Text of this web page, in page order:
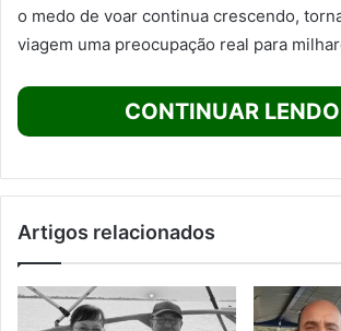
o medo de voar continua crescendo,
viagem uma preocupação real para
CONTINUAR
Artigos relacionados